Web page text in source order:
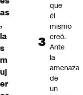
as
,
la
s
m
uj
er
que
él
mismo
creó.
Ante
la
amenaza
de
un